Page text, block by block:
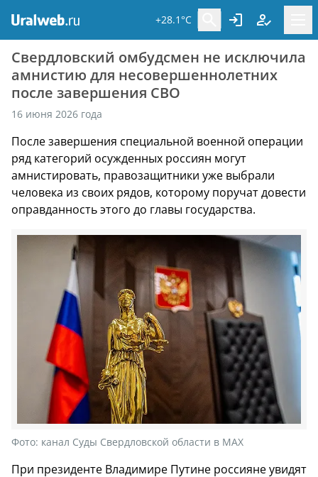
+28.1°C
Свердловский омбудсмен не исключила
амнистию для несовершеннолетних
после завершения СВО
16 июня 2026 года
После завершения специальной военной операции
ряд категорий осужденных россиян могут
амнистировать, правозащитники уже выбрали
человека из своих рядов, которому поручат довести
оправданность этого до главы государства.
Фото: канал Суды Свердловской области в МАХ
При президенте Владимире Путине россияне увидят